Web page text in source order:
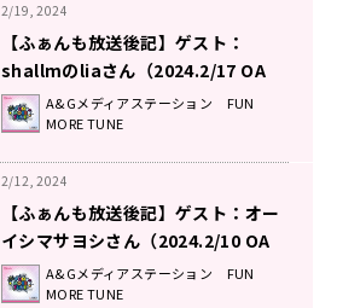
2/19, 2024
【ふぁんも放送後記】ゲスト：
shallmのliaさん（2024.2/17 OA
#47）A&Gメディアステーション FUN
MORE TUNE
2/12, 2024
【ふぁんも放送後記】ゲスト：オー
イシマサヨシさん（2024.2/10 OA
#46）A&Gメディアステーション FUN
MORE TUNE